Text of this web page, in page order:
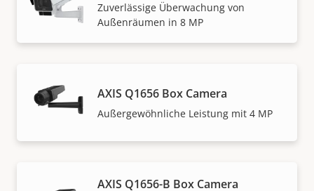
Zuverlässige Überwachung von
Außenräumen in 8 MP
AXIS Q1656 Box Camera
Außergewöhnliche Leistung mit 4 MP
AXIS Q1656-B Box Camera